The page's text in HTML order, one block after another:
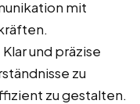
mit
Klar und präzise
zu
zu gestalten.